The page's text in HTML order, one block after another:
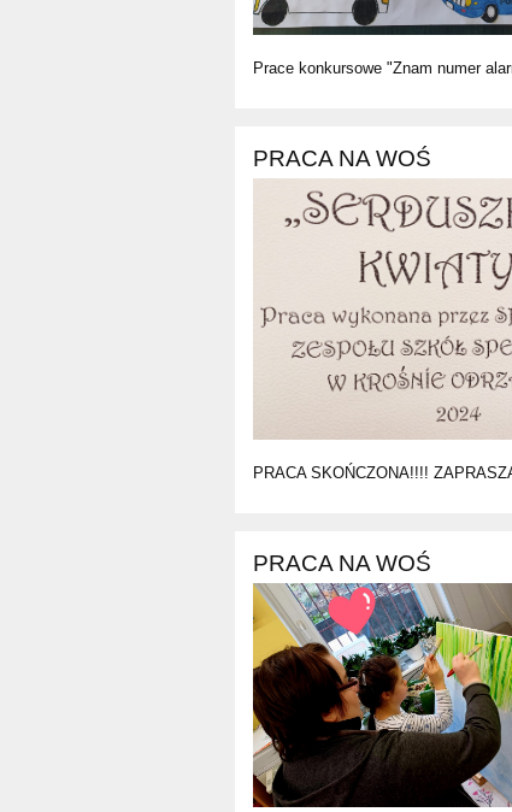
Prace konkursowe "Znam numer
PRACA NA WOŚ
PRACA SKOŃCZONA!!!!
PRACA NA WOŚ